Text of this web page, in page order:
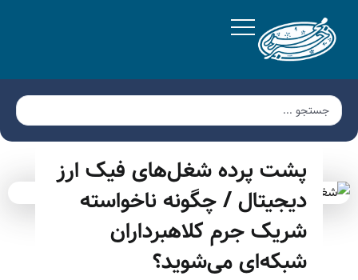
پشت پرده شغل‌های فیک ارز
دیجیتال / چگونه ناخواسته
شریک جرم کلاهبرداران
شبکه‌ای می‌شوید؟